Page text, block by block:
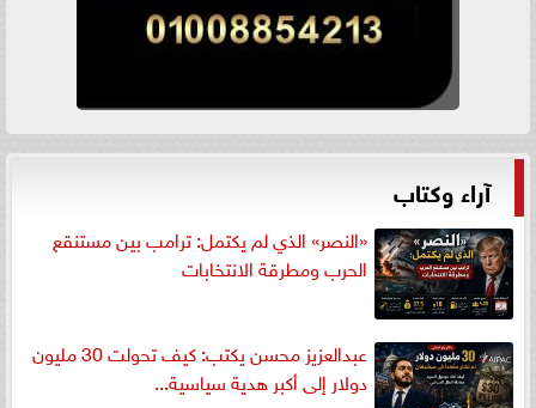
آراء وكتاب
«النصر» الذي لم يكتمل: ترامب بين مستنقع
الحرب ومطرقة الانتخابات
عبدالعزيز محسن يكتب: كيف تحولت 30 مليون
دولار إلى أكبر هدية سياسية...